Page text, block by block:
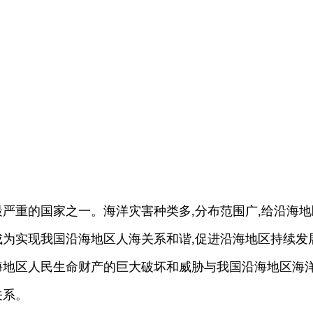
重的国家之一。海洋灾害种类多,分布范围广,给沿海
实现我国沿海地区人海关系和谐,促进沿海地区持续发
区人民生命财产的巨大破坏和威胁与我国沿海地区海
。